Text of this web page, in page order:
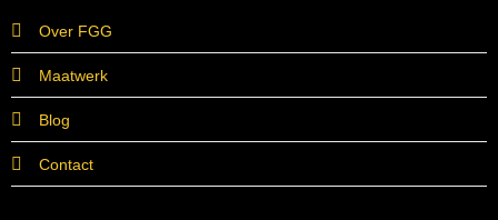
Over FGG
Maatwerk
Blog
Contact